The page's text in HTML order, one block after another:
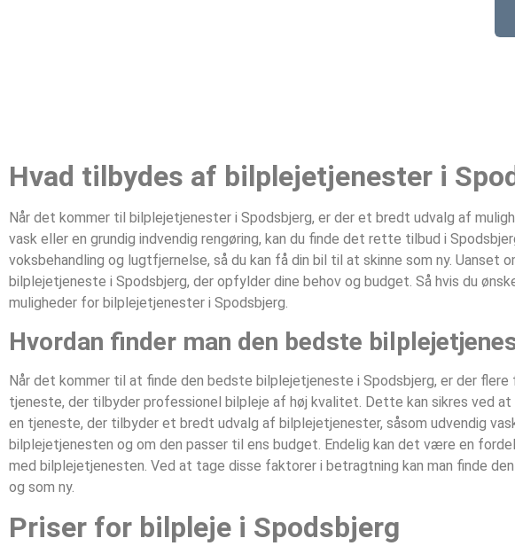
Hvad tilbydes af bilplejetjenester i
Når det kommer til bilplejetjenester i Spodsbjerg, er der et bredt udvalg af
vask eller en grundig indvendig rengøring, kan du finde det rette tilbud i
voksbehandling og lugtfjernelse, så du kan få din bil til at skinne som ny. Uanset
bilplejetjeneste i Spodsbjerg, der opfylder dine behov og budget. Så hvis du
muligheder for bilplejetjenester i Spodsbjerg.
Hvordan finder man den bedste
Når det kommer til at finde den bedste bilplejetjeneste i Spodsbjerg, er der
tjeneste, der tilbyder professionel bilpleje af høj kvalitet. Dette kan sikres ved
en tjeneste, der tilbyder et bredt udvalg af bilplejetjenester, såsom udvendig
bilplejetjenesten og om den passer til ens budget. Endelig kan det være en
med bilplejetjenesten. Ved at tage disse faktorer i betragtning kan man finde
og som ny.
Priser for bilpleje i Spodsbjerg